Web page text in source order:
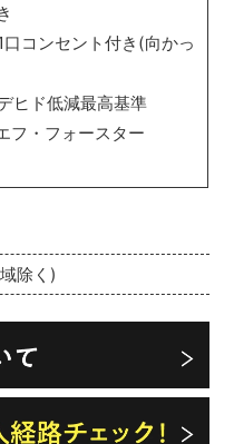
除く)
口コンセント付き(向かっ
ヒド低減最高基準
・フォースター